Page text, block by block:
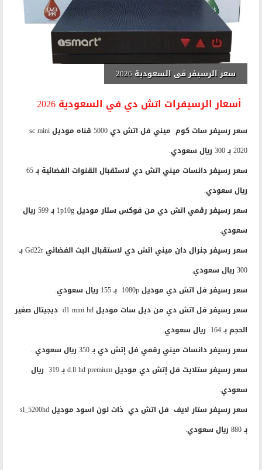
سعر الرسيفر فى السعودية 2026
أسعار الرسيفرات اتش دي في السعودية 2026
ريال سعودي.
سعر رسيفر رقمي اتش دي من فوكس ستار موديل 1p10g بـ 599 ريال
سعودي.
سعر رسيفر جنرال دان ميني اتش دي لاستقبال البث الفضائي Gd22r بـ
سعر رسيفر فل اتش دي موديل 1080p بـ 155 ريال سعودي.
سعر رسيفر فل اتش دي من ديل سات موديل d1 mini hd ديجيتال صغير
الحجم بـ 164 ريال سعودي.
سعر رسيفر دانسات ميني رقمي فل إتش دي بـ 350 ريال سعودي .
سعر رسيفر ستلايت فل إتش دي موديل d.ll hd premium بـ 319 ريال
سعودي.
بـ 880 ريال سعودي.